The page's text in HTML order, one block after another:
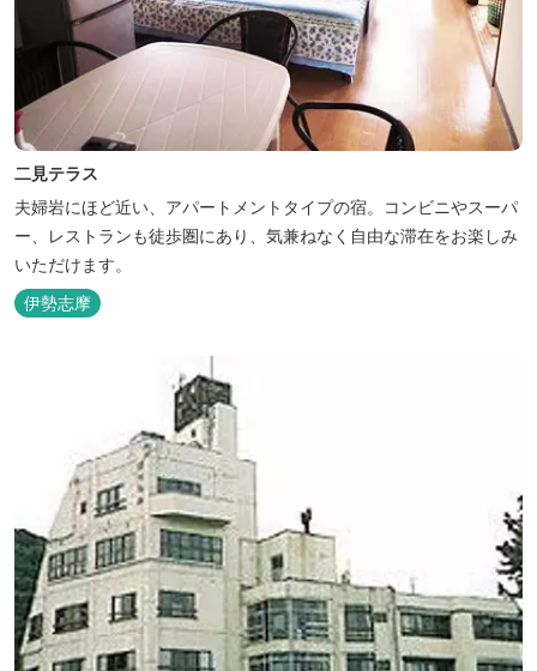
二見テラス
夫婦岩にほど近い、アパートメントタイプの宿。コンビニやスーパ
ー、レストランも徒歩圏にあり、気兼ねなく自由な滞在をお楽しみ
いただけます。
伊勢志摩